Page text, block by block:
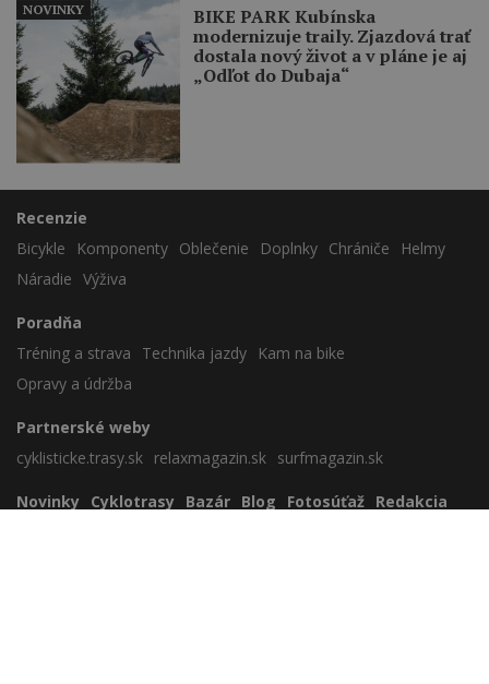
BIKE PARK Kubínska
modernizuje traily. Zjazdová trať
dostala nový život a v pláne je aj
„Odľot do Dubaja“
NOVINKY
Recenzie
Bicykle
Komponenty Oblečenie Doplnky Chrániče
Helmy
Náradie Výživa
Poradňa
Tréning a strava
Technika jazdy
Kam na bike
Opravy a údržba
Partnerské weby
cyklisticke.trasy.sk relaxmagazin.sk surfmagazin.sk
Novinky Cyklotrasy Bazár Blog Fotosúťaž Redakcia